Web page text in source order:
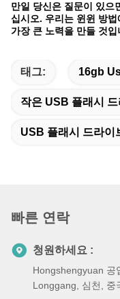
만일 당신은 질문이 있으
십시오. 우리는 윈윈 방
가장 큰 노력을 만들 것
태그: 16gb
작은 USB 플래시
USB 플래시 드라이
빠른 연락
청원하세요 :
Hongshengyuan 공
Longgang, 심천, 중